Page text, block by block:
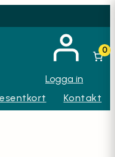
Logga in
0
Kontakt